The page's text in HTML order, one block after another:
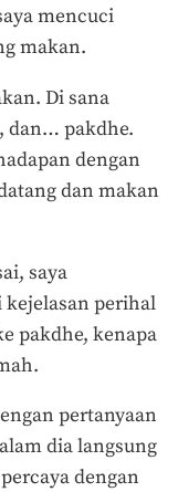
mencuci
makan.
Di sana
dan… pakdhe.
dengan
dan makan
saya
perihal
pakdhe, kenapa
pertanyaan
dia langsung
dengan